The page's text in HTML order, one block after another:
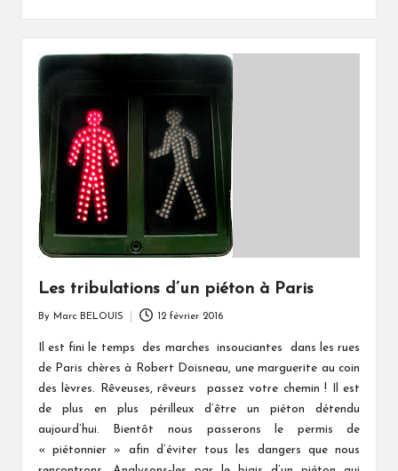
Les tribulations d’un piéton à Paris
by
By Marc BELOUIS 12 février 2016
Il est fini le temps des marches insouciantes dans les rues
de Paris chères à Robert Doisneau, une marguerite au coin
des lèvres. Rêveuses, rêveurs passez votre chemin ! Il est
de plus en plus périlleux d’être un piéton détendu
aujourd’hui. Bientôt nous passerons le permis de
« piétonnier » afin d’éviter tous les dangers que nous